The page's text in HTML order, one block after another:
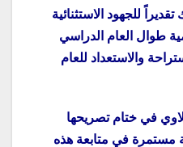
للجهود الاستثنائية
طوال العام الدراسي
والاستعداد للعام
في ختام تصريحها
مستمرة في متابعة هذه